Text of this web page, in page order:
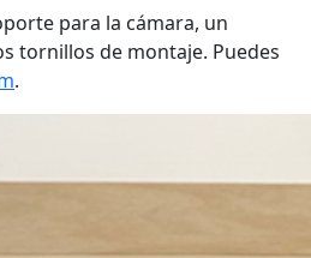
para la cámara, un
tornillos de montaje. Puedes
.